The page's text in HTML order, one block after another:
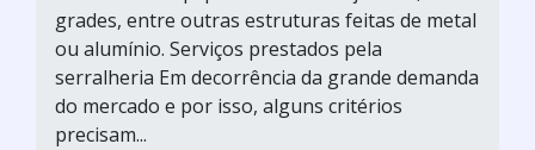
grades, entre outras estruturas feitas de metal
ou alumínio. Serviços prestados pela
serralheria Em decorrência da grande demanda
do mercado e por isso, alguns critérios
precisam...